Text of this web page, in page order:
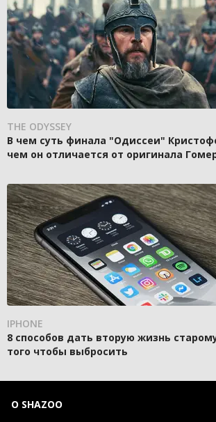
THE ODYSSEY
В чем суть финала "Одиссеи"
чем он отличается от оригинала
IPHONE
8 способов дать вторую жизнь
того чтобы выбросить
О SHAZOO